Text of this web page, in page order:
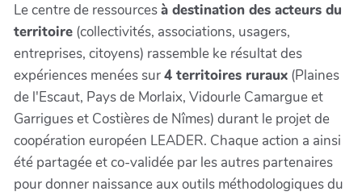
Le centre de ressourcesà destination des acteurs du
territoire (collectivités, associations, usagers,
entreprises, citoyens) rassemble ke résultat des
expériences menées sur4 territoires ruraux (Plaines
de l'Escaut, Pays de Morlaix, Vidourle Camargue et
Garrigues et Costières de Nîmes) durant le projet de
coopération européen LEADER. Chaque action a ainsi
été partagée et co-validée par les autres partenaires
pour donner naissance aux outils méthodologiques du